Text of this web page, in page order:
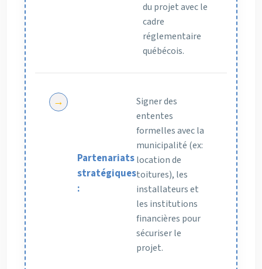
du projet avec le
cadre
réglementaire
québécois.
Partenariats
stratégiques
:
Signer des
ententes
formelles avec la
municipalité (ex:
location de
toitures), les
installateurs et
les institutions
financières pour
sécuriser le
projet.